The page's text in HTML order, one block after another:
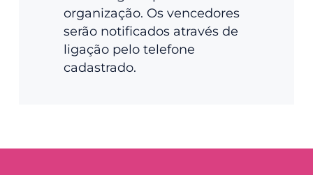
organização. Os vencedores
serão notificados através de
ligação pelo telefone
cadastrado.